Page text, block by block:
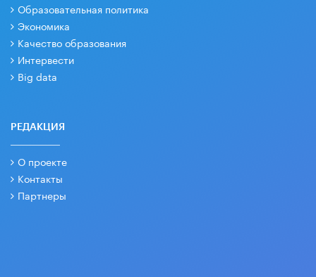
Образовательная политика
Экономика
Качество образования
Интервести
Big data
РЕДАКЦИЯ
О проекте
Контакты
Партнеры